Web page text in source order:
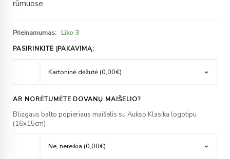
rūmuose
Prieinamumas: Liko 3
PASIRINKITE ĮPAKAVIMĄ:
AR NORĖTUMĖTE DOVANŲ MAIŠELIO?
Blizgaus balto popieriaus maišelis su Aukso Klasika logotipu
(16x15cm)